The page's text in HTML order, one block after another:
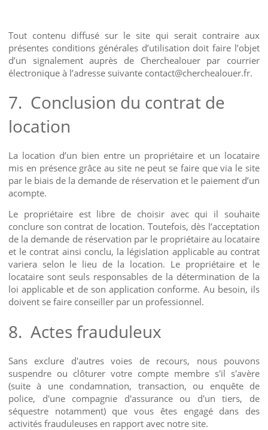
Tout contenu diffusé sur le site qui serait contraire aux
présentes conditions générales d’utilisation doit faire l’objet
d’un signalement auprès de Cherchealouer par courrier
électronique à l’adresse suivante contact@cherchealouer.fr.
7. Conclusion du contrat de
location
La location d’un bien entre un propriétaire et un locataire
mis en présence grâce au site ne peut se faire que via le site
par le biais de la demande de réservation et le paiement d’un
acompte.
Le propriétaire est libre de choisir avec qui il souhaite
conclure son contrat de location. Toutefois, dès l’acceptation
de la demande de réservation par le propriétaire au locataire
et le contrat ainsi conclu, la législation applicable au contrat
variera selon le lieu de la location. Le propriétaire et le
locataire sont seuls responsables de la détermination de la
loi applicable et de son application conforme. Au besoin, ils
doivent se faire conseiller par un professionnel.
8. Actes frauduleux
Sans exclure d'autres voies de recours, nous pouvons
suspendre ou clôturer votre compte membre s'il s'avère
(suite à une condamnation, transaction, ou enquête de
police, d'une compagnie d'assurance ou d'un tiers, de
séquestre notamment) que vous êtes engagé dans des
activités frauduleuses en rapport avec notre site.